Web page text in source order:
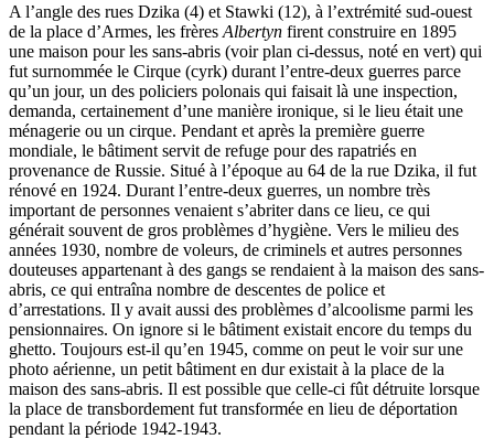
A l’angle des rues Dzika (4) et Stawki (12), à l’extrémité sud-ouest
de la place d’Armes, les frères Albertyn firent construire en 1895
une maison pour les sans-abris (voir plan ci-dessus, noté en vert) qui
fut surnommée le Cirque (cyrk) durant l’entre-deux guerres parce
qu’un jour, un des policiers polonais qui faisait là une inspection,
demanda, certainement d’une manière ironique, si le lieu était une
ménagerie ou un cirque. Pendant et après la première guerre
mondiale, le bâtiment servit de refuge pour des rapatriés en
provenance de Russie. Situé à l’époque au 64 de la rue Dzika, il fut
rénové en 1924. Durant l’entre-deux guerres, un nombre très
important de personnes venaient s’abriter dans ce lieu, ce qui
générait souvent de gros problèmes d’hygiène. Vers le milieu des
années 1930, nombre de voleurs, de criminels et autres personnes
douteuses appartenant à des gangs se rendaient à la maison des sans-
abris, ce qui entraîna nombre de descentes de police et
d’arrestations. Il y avait aussi des problèmes d’alcoolisme parmi les
pensionnaires. On ignore si le bâtiment existait encore du temps du
ghetto. Toujours est-il qu’en 1945, comme on peut le voir sur une
photo aérienne, un petit bâtiment en dur existait à la place de la
maison des sans-abris. Il est possible que celle-ci fût détruite lorsque
la place de transbordement fut transformée en lieu de déportation
pendant la période 1942-1943.